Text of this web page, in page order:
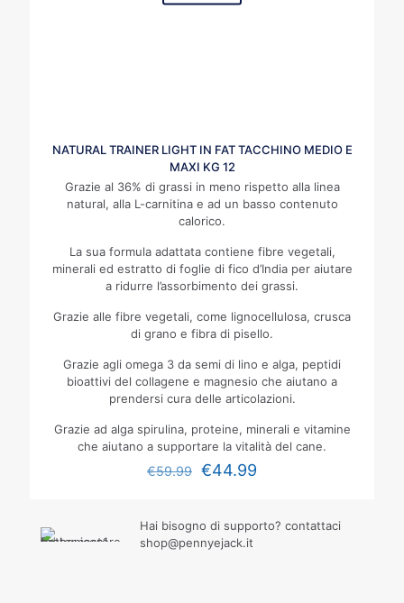
NATURAL TRAINER LIGHT IN FAT TACCHINO MEDIO E
MAXI KG 12
Grazie al 36% di grassi in meno rispetto alla linea
natural, alla L-carnitina e ad un basso contenuto
calorico.
La sua formula adattata contiene fibre vegetali,
minerali ed estratto di foglie di fico d’India per aiutare
a ridurre l’assorbimento dei grassi.
Grazie alle fibre vegetali, come lignocellulosa, crusca
di grano e fibra di pisello.
Grazie agli omega 3 da semi di lino e alga, peptidi
bioattivi del collagene e magnesio che aiutano a
prendersi cura delle articolazioni.
Grazie ad alga spirulina, proteine, minerali e vitamine
che aiutano a supportare la vitalità del cane.
€59.99 €44.99
Hai bisogno di supporto? contattaci
shop@pennyejack.it